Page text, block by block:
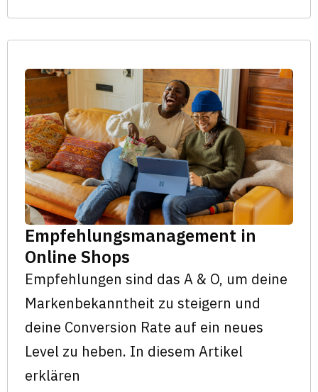
Empfehlungsmanagement in
Online Shops
Empfehlungen sind das A & O, um deine
Markenbekanntheit zu steigern und
deine Conversion Rate auf ein neues
Level zu heben. In diesem Artikel
erklären